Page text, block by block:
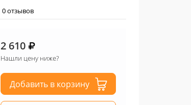
0 отзывов
2 610
Нашли цену ниже?
Добавить в корзину